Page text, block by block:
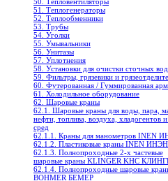
51. Теплогенераторы
52. Теплообменники
53. Трубы
54. Уголки
55. Умывальники
56. Унитазы
57. Уплотнения
58. Установки для очистки сточных вод
59. Фильтры, грязевики и
60. Футерованная / Гуммированная
61. Холодильное oборудование
62. Шаровые краны
62.1. Шаровые краны для воды, пара,
нефти, топлива, воздуха, хладогентов
сред
62.1.1. Краны для манометров INEN
62.1.2. Пластиковые краны INEN ИНЭН
62.1.3. Полнопроходные 2-х частевые
шаровые краны KLINGER KHC
62.1.4. Полнопроходные шаровые
BOHMER БЕМЕР